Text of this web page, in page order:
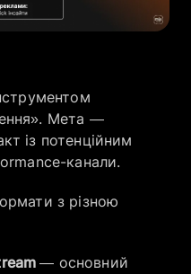
Мета —
із потенційним
канали.
з різною
— основний